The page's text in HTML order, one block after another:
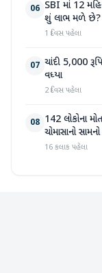
06 SBI માં 12
શું લાભ મળે છે?
1 દિવસ પહેલા
07 ચાંદી 5,000
વધ્યા
2 દિવસ પહેલા
08 142 લોકોના
ચોમાસાનો સામનો
16 કલાક પહેલા